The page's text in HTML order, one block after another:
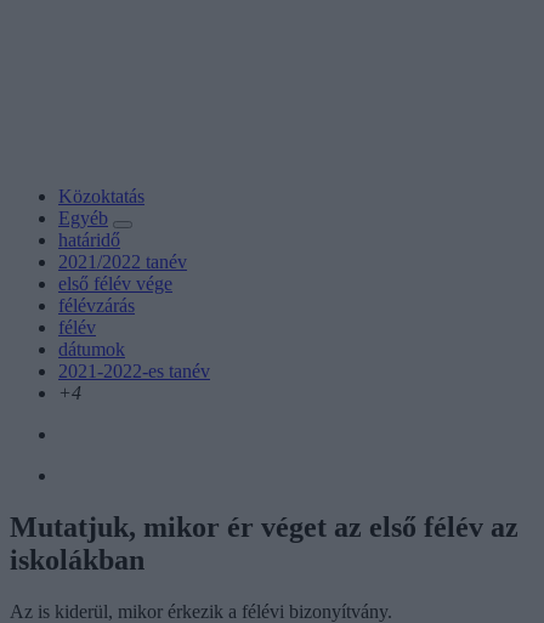
Közoktatás
Egyéb
határidő
2021/2022 tanév
első félév vége
félévzárás
félév
dátumok
2021-2022-es tanév
+4
Mutatjuk, mikor ér véget az első félév az
iskolákban
Az is kiderül, mikor érkezik a félévi bizonyítvány.